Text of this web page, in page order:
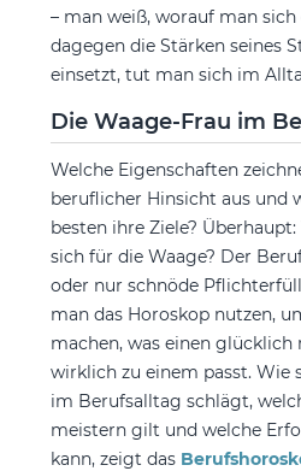
– man weiß, worauf man
dagegen die Stärken seines
einsetzt, tut man sich im
Die Waage-Frau im
Welche Eigenschaften
beruflicher Hinsicht aus und
besten ihre Ziele?
sich für die Waage? Der
oder nur schnöde
man das Horoskop nutzen,
machen, was einen glücklich
wirklich zu einem passt. Wie
im Berufsalltag schlägt,
meistern gilt und welche
kann, zeigt das